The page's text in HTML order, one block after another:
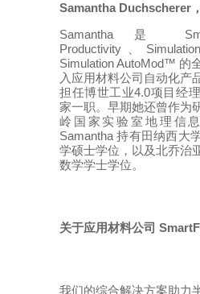
Samantha Duchscherer
Samantha 是
Productivity
Simulation AutoMod™ 的
入应用材料公司自动化产
担任博世工业4.0项目经
家一职。早期她还曾作为
岭国家实验室地理信
Samantha持有田纳西大
学硕士学位，以及北乔治
数学学士学位。
关于应用材料公司
我们的综合解决方案助力